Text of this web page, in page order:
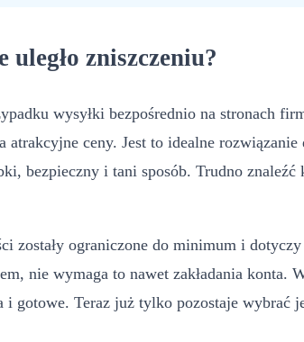
zniszczeniu?
wysyłki bezpośrednio na stronach
atrakcyjne ceny. Jest to idealne
bezpieczny i tani sposób. Trudno
zostały ograniczone do minimum i
nie wymaga to nawet zakładania
gotowe. Teraz już tylko pozostaje